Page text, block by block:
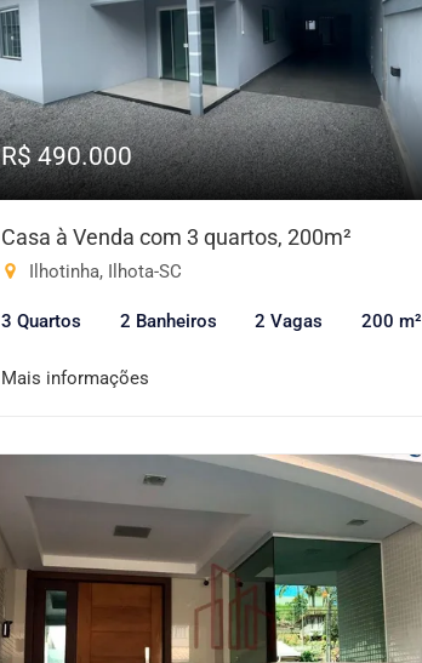
R$ 490.000
Casa à Venda com 3 quartos, 200m²
Ilhotinha, Ilhota-SC
3 Quartos 2 Banheiros 2 Vagas 200 m²
Mais informações